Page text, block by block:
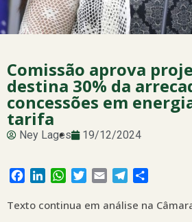
Comissão aprova
destina 30% da
concessões em
tarifa
Ney Lages 19/12/2024
Facebook
LinkedInWhatsApp
Twitter
Email Telegram
Texto continua em análise na